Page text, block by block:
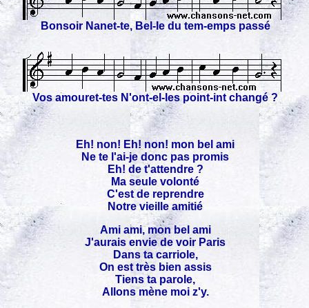
Bonsoir Nanet-te, Bel-le du tem-emps passé
Vos amouret-tes N'ont-el-les point-int changé ?
Eh! non! Eh! non! mon bel ami
Ne te l'ai-je donc pas promis
Eh! de t'attendre ?
Ma seule volonté
C'est de reprendre
Notre vieille amitié
Ami ami, mon bel ami
J'aurais envie de voir Paris
Dans ta carriole,
On est très bien assis
Tiens ta parole,
Allons mène moi z'y.